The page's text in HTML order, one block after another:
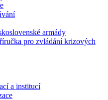
armády
pro zvládání krizových
a institucí